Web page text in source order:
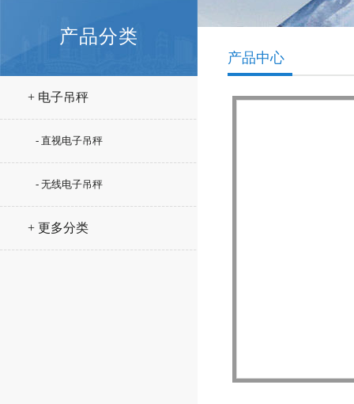
产品分类
+ 电子吊秤
- 直视电子吊秤
- 无线电子吊秤
+ 更多分类
产品中心